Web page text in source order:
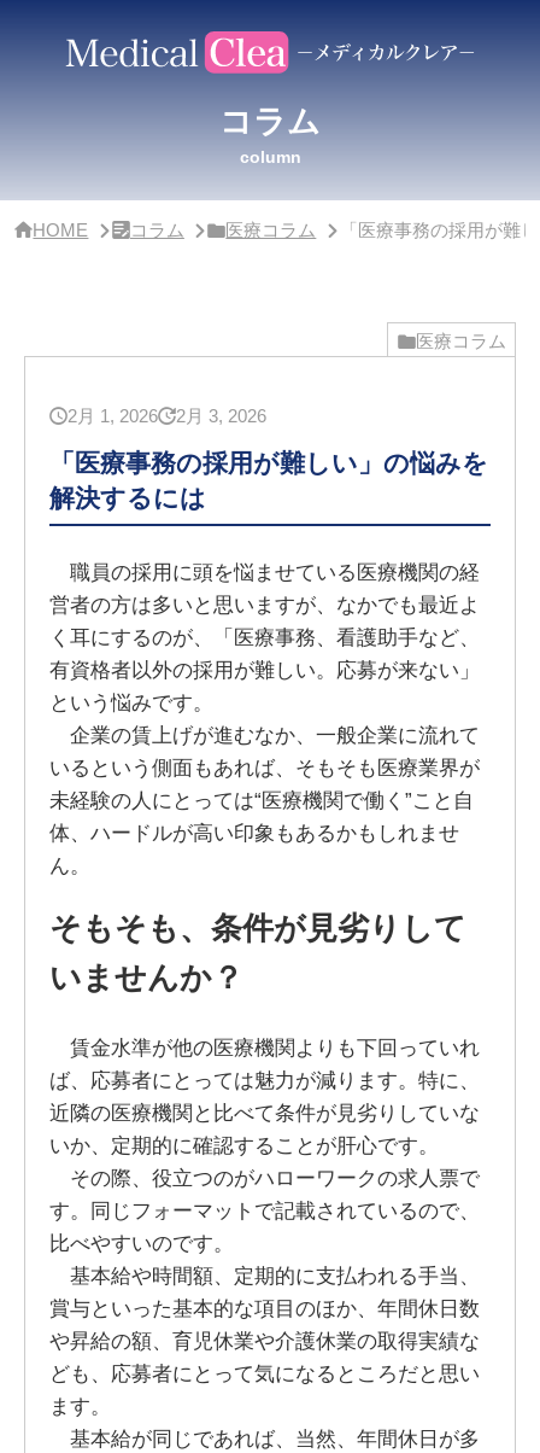
要
コラム
column
HOME コラム 医療コラム 「医療事務の採用が難
医療コラム
2月 1, 2026 2月 3, 2026
「医療事務の採用が難しい」の悩みを
解決するには
職員の採用に頭を悩ませている医療機関の経
営者の方は多いと思いますが、なかでも最近よ
く耳にするのが、「医療事務、看護助手など、
有資格者以外の採用が難しい。応募が来ない」
という悩みです。
企業の賃上げが進むなか、一般企業に流れて
いるという側面もあれば、そもそも医療業界が
未経験の人にとっては“医療機関で働く”こと自
体、ハードルが高い印象もあるかもしれませ
ん。
そもそも、条件が見劣りして
いませんか？
賃金水準が他の医療機関よりも下回っていれ
ば、応募者にとっては魅力が減ります。特に、
近隣の医療機関と比べて条件が見劣りしていな
いか、定期的に確認することが肝心です。
その際、役立つのがハローワークの求人票で
す。同じフォーマットで記載されているので、
比べやすいのです。
基本給や時間額、定期的に支払われる手当、
賞与といった基本的な項目のほか、年間休日数
や昇給の額、育児休業や介護休業の取得実績な
ども、応募者にとって気になるところだと思い
ます。
基本給が同じであれば、当然、年間休日が多